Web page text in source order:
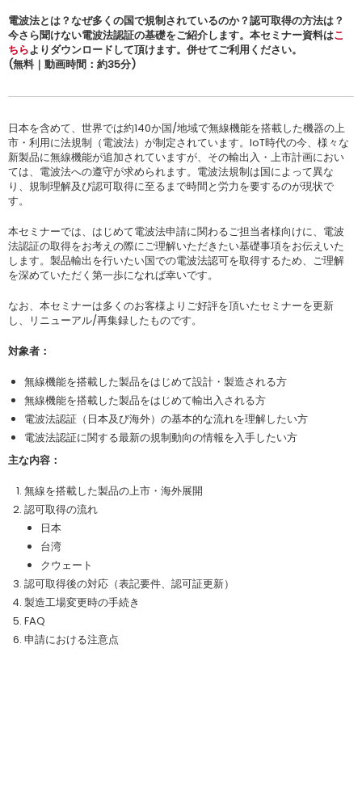
電波法とは？なぜ多くの国で規制されているのか？認可取得の方法は？
今さら聞けない電波法認証の基礎をご紹介します。本セミナー資料はこ
ちらよりダウンロードして頂けます。併せてご利用ください。
(無料｜動画時間：約35分)
日本を含めて、世界では約140か国/地域で無線機能を搭載した機器の上
市・利用に法規制（電波法）が制定されています。IoT時代の今、様々な
新製品に無線機能が追加されていますが、その輸出入・上市計画におい
ては、電波法への遵守が求められます。電波法規制は国によって異な
り、規制理解及び認可取得に至るまで時間と労力を要するのが現状で
す。
本セミナーでは、はじめて電波法申請に関わるご担当者様向けに、電波
法認証の取得をお考えの際にご理解いただきたい基礎事項をお伝えいた
します。製品輸出を行いたい国での電波法認可を取得するため、ご理解
を深めていただく第一歩になれば幸いです。
なお、本セミナーは多くのお客様よりご好評を頂いたセミナーを更新
し、リニューアル/再集録したものです。
対象者：
無線機能を搭載した製品をはじめて設計・製造される方
無線機能を搭載した製品をはじめて輸出入される方
電波法認証（日本及び海外）の基本的な流れを理解したい方
電波法認証に関する最新の規制動向の情報を入手したい方
主な内容：
無線を搭載した製品の上市・海外展開
認可取得の流れ
日本
台湾
クウェート
認可取得後の対応（表記要件、認可証更新）
製造工場変更時の手続き
FAQ
申請における注意点